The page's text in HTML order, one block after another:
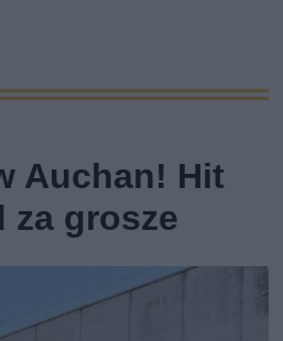
Auchan! Hit
za grosze